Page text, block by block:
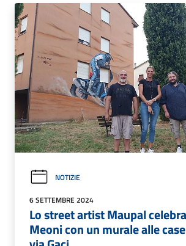
NOTIZIE
6 SETTEMBRE 2024
Lo street artist Maupal
Meoni con un murale alle